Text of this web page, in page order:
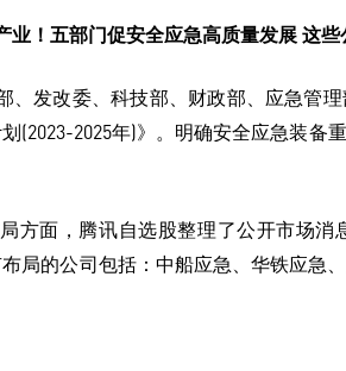
业！五部门促安全应急高质量发展 这
、发改委、科技部、财政部、应急管
(2023-2025年)》。明确安全应急装备
方面，腾讯自选股整理了公开市场
局的公司包括：中船应急、华铁应急